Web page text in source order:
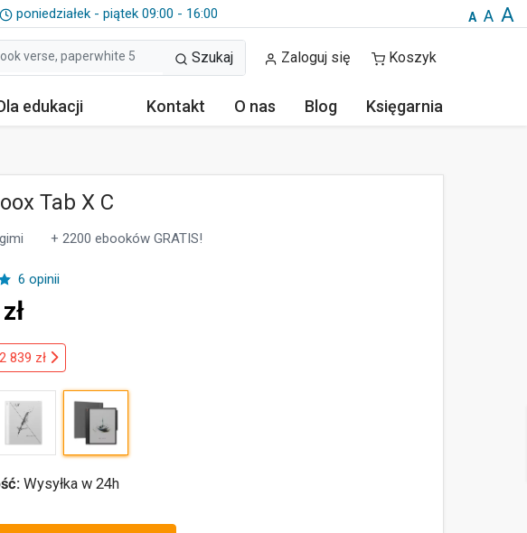
poniedziałek - piątek 09:00 - 16:00 A A A
Szukaj Zaloguj się Koszyk
edukacji Kontakt O nas Blog Księgarnia
Tab X C
+ 2200 ebooków GRATIS!
6 opinii
zł
839 zł
Wysyłka w 24h